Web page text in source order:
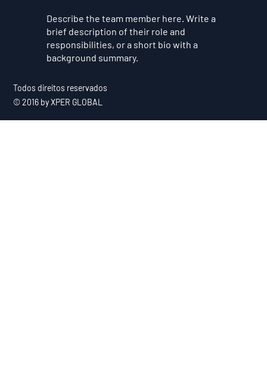
Describe the team member here. Write a
brief description of their role and
responsibilities, or a short bio with a
background summary.
Todos direitos reservados
© 2016 by XPER GLOBAL